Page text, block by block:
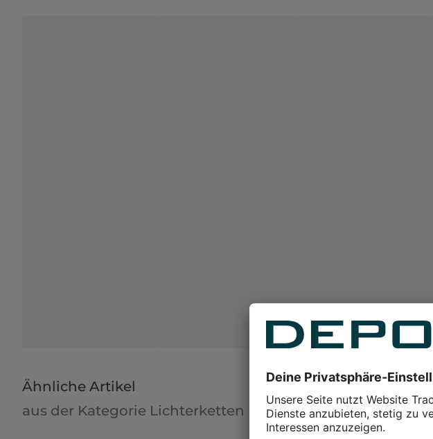
Ähnliche Artikel
aus der Kategorie Lichterketten